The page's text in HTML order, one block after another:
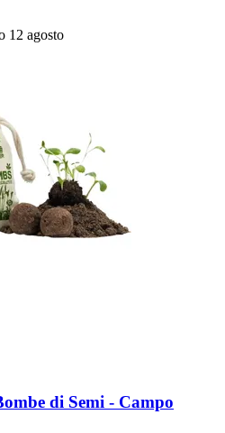
12 agosto
di Semi -​ Campo